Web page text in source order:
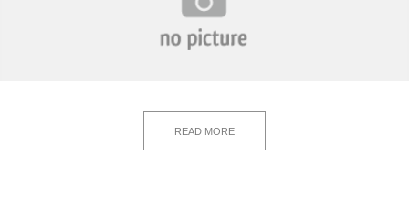
READ MORE